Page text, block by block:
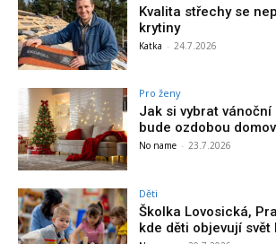
Kvalita střechy se
krytiny
Katka - 24.7.2026
Pro ženy
Jak si vybrat
bude ozdobou
No name - 23.7.2026
Děti
Školka Lovosická,
kde děti objevují svět